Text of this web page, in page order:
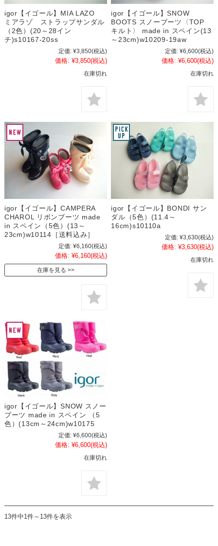
igor【イゴール】MIA LAZO
ミアラゾ ストラップサンダル
（2色）(20～28イン
チ)s10167-20ss
定価: ¥3,850(税込)
価格: ¥3,850(税込)
在庫切れ
igor【イゴール】SNOW
BOOTS スノーブーツ〈TOP
キルト〉 made in スペイン(13
～23cm)w10209-19aw
定価: ¥6,600(税込)
価格: ¥6,600(税込)
在庫切れ
igor【イゴール】CAMPERA
CHAROL リボンブーツ made
in スペイン（5色）(13～
23cm)w10114［送料込み］
定価: ¥6,160(税込)
価格: ¥6,160(税込)
在庫を見る
igor【イゴール】BONDI サン
ダル（5色）(11.4～
16cm)s10110a
定価: ¥3,630(税込)
価格: ¥3,630(税込)
在庫切れ
igor【イゴール】SNOW スノー
ブーツ made in スペイン （5
色）(13cm～24cm)w10175
定価: ¥6,600(税込)
価格: ¥6,600(税込)
在庫切れ
13件中1件～13件を表示